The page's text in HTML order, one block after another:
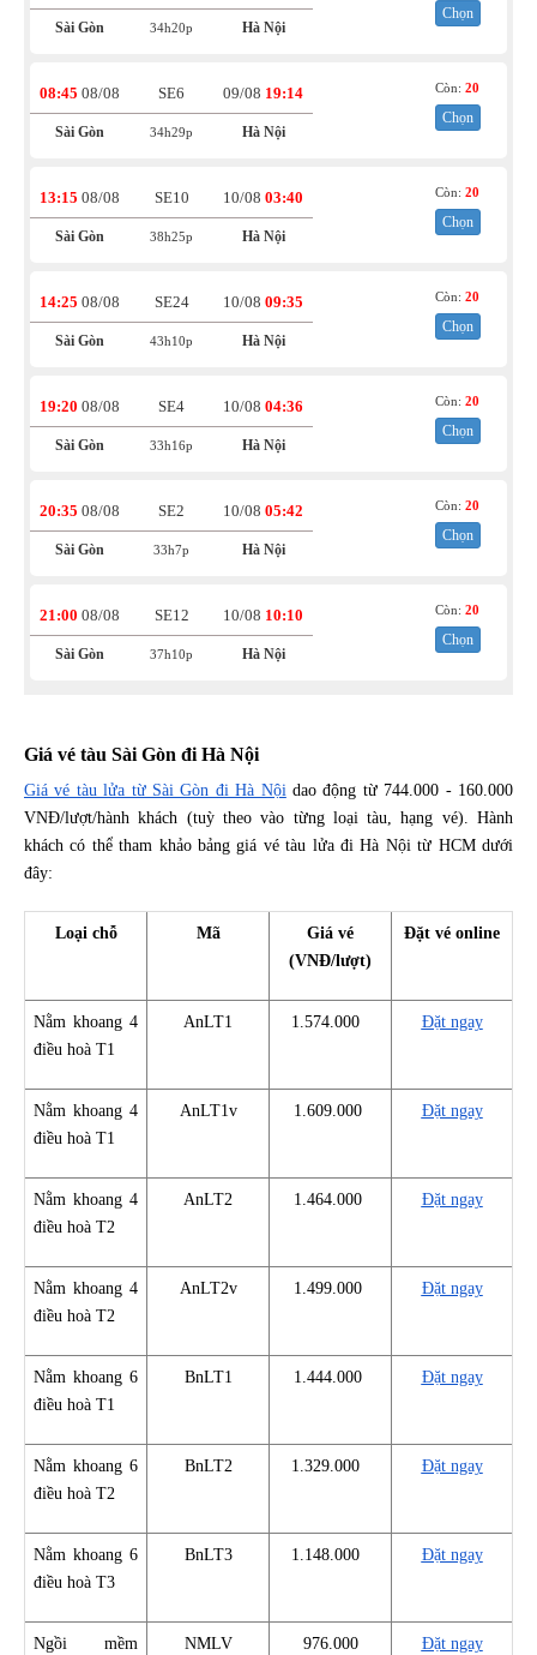
Sài Gòn 34h20p Hà Nội
Chọn
08:45 08/08
Sài Gòn
SE6
34h29p
09/08 19:14
Hà Nội
Còn:20
Chọn
13:15 08/08
Sài Gòn
SE10
38h25p
10/08 03:40
Hà Nội
Còn:20
Chọn
14:25 08/08
Sài Gòn
SE24
43h10p
10/08 09:35
Hà Nội
Còn:20
Chọn
19:20 08/08
Sài Gòn
SE4
33h16p
10/08 04:36
Hà Nội
Còn:20
Chọn
20:35 08/08
Sài Gòn
SE2
33h7p
10/08 05:42
Hà Nội
Còn:20
Chọn
21:00 08/08
Sài Gòn
SE12
37h10p
10/08 10:10
Hà Nội
Còn:20
Chọn
Giá vé tàu Sài Gòn đi Hà Nội
Giá vé tàu lửa từ Sài Gòn đi Hà Nộidao động từ 744.000 - 160.000
VNĐ/lượt/hành khách (tuỳ theo vào từng loại tàu, hạng vé). Hành
khách có thể tham khảo bảng giá vé tàu lửa đi Hà Nội từ HCM dưới
đây:
Loại chỗ Mã
Giá vé
(VNĐ/lượt)
Đặt vé online
Nằm khoang 4
điều hoà T1
AnLT1 1.574.000 Đặt ngay
Nằm khoang 4
điều hoà T1
AnLT1v 1.609.000 Đặt ngay
Nằm khoang 4
điều hoà T2
AnLT2 1.464.000 Đặt ngay
Nằm khoang 4
điều hoà T2
AnLT2v 1.499.000 Đặt ngay
Nằm khoang 6
điều hoà T1
BnLT1 1.444.000 Đặt ngay
Nằm khoang 6
điều hoà T2
BnLT2 1.329.000 Đặt ngay
Nằm khoang 6
điều hoà T3
BnLT3 1.148.000 Đặt ngay
Ngồi mềm
NMLV 976.000 Đặt ngay